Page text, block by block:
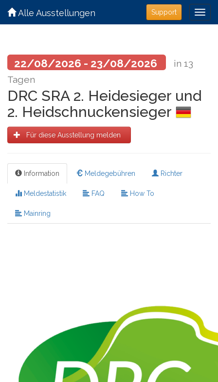
Support
Alle Ausstellungen
22/08/2026 - 23/08/2026
in 13
Tagen
DRC SRA 2. Heidesieger und
2. Heidschnuckensieger
Für diese Ausstellung melden
Information Meldegebühren Richter
Meldestatistik FAQ How To
Mainring